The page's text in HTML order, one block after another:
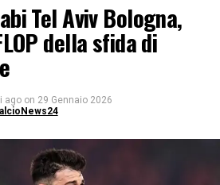
Tel Aviv Bologna,
della sfida di
ago on 29 Gennaio 2026